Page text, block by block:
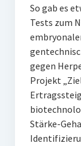
So gab es
Tests zum
gegen
Projekt
Stärke-